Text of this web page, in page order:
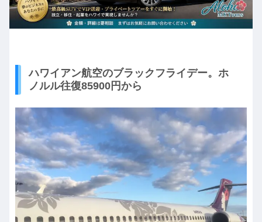
ハワイアン航空のブラックフライデー。ホ
ノルル往復85900円から